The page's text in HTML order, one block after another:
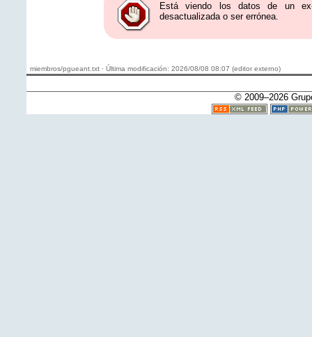
Está viendo los datos de un ex-
desactualizada o ser errónea.
miembros/pgueant.txt · Última modificación: 2026/08/08 08:07 (editor externo)
© 2009–2026